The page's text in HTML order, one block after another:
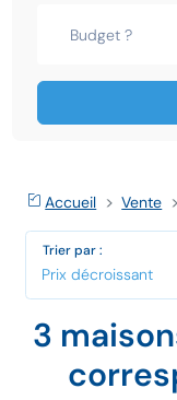
Accueil Vente
Trier par :
3